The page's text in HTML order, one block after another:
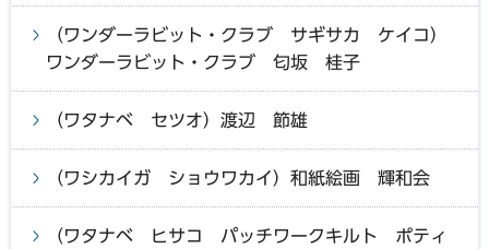
（ワンダーラビット・クラブ サギサカ ケイコ）
ワンダーラビット・クラブ 匂坂 桂子
（ワタナベ セツオ）渡辺 節雄
（ワシカイガ ショウワカイ）和紙絵画 輝和会
（ワタナベ ヒサコ パッチワークキルト ポティ